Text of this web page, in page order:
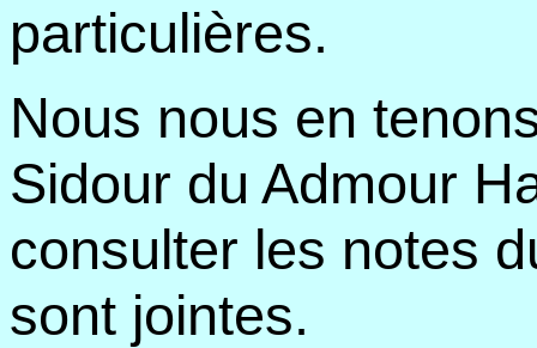
particulières.
Nous nous en
Sidour du Admour
consulter les notes
sont jointes.